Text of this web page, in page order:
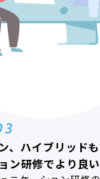
、ハイブリッド
ン研修でより良